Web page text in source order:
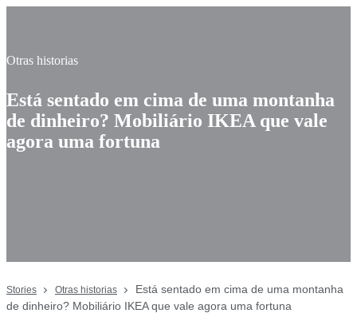
Otras historias
Está sentado em cima de uma montanha
de dinheiro? Mobiliário IKEA que vale
agora uma fortuna
Stories Otras historias
Está sentado em cima de uma montanha
de dinheiro? Mobiliário IKEA que vale agora uma fortuna